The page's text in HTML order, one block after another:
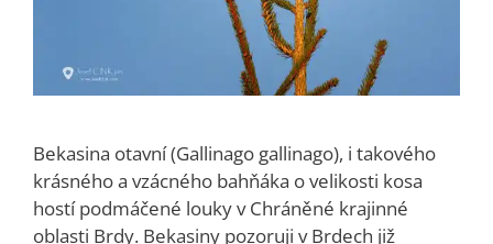
Bekasina otavní (Gallinago gallinago), i takového
krásného a vzácného bahňáka o velikosti kosa
hostí podmáčené louky v Chráněné krajinné
oblasti Brdy. Bekasiny pozoruji v Brdech již